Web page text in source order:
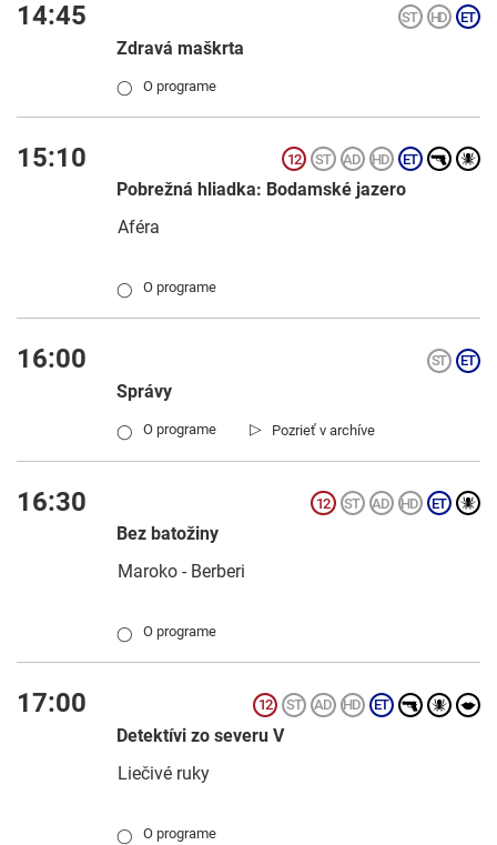
14:45
Zdravá maškrta
◯ O programe
15:10
Pobrežná hliadka: Bodamské jazero
Aféra
◯ O programe
16:00
Správy
▷ Pozrieť v archíve
◯ O programe
16:30
Bez batožiny
Maroko - Berberi
◯ O programe
17:00
Detektívi zo severu V
Liečivé ruky
◯ O programe